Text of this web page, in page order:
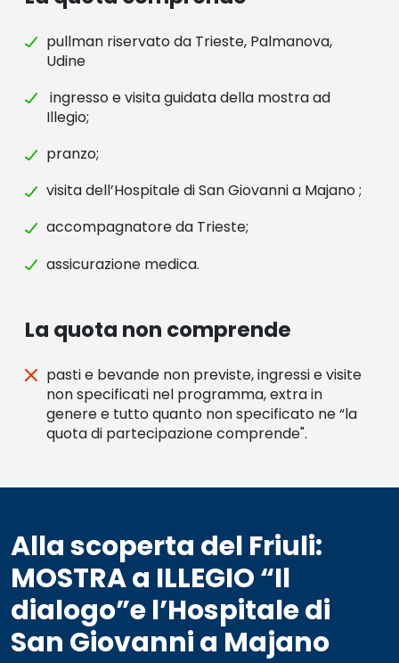
pullman riservato da Trieste, Palmanova,
Udine
ingresso e visita guidata della mostra ad
Illegio;
pranzo;
visita dell’Hospitale di San Giovanni a Majano ;
accompagnatore da Trieste;
assicurazione medica.
La quota non comprende
pasti e bevande non previste, ingressi e visite
non specificati nel programma, extra in
genere e tutto quanto non specificato ne “la
quota di partecipazione comprende".
Alla scoperta del Friuli:
MOSTRA a ILLEGIO “Il
dialogo”e l’Hospitale di
San Giovanni a Majano